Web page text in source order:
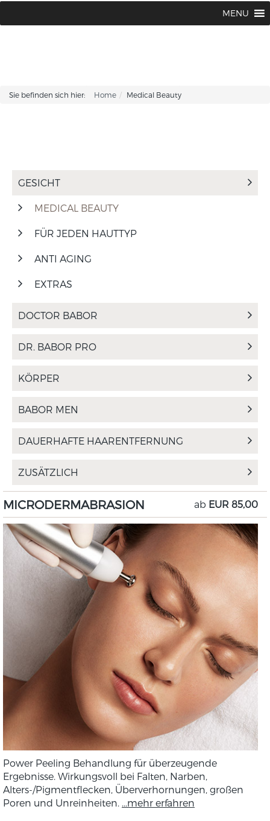
MENU
Sie befinden sich hier: Home Medical Beauty
GESICHT
MEDICAL BEAUTY
FÜR JEDEN HAUTTYP
ANTI AGING
EXTRAS
DOCTOR BABOR
DR. BABOR PRO
KÖRPER
BABOR MEN
DAUERHAFTE HAARENTFERNUNG
ZUSÄTZLICH
MICRODERMABRASION ab EUR 85,00
Power Peeling Behandlung für überzeugende
Ergebnisse. Wirkungsvoll bei Falten, Narben,
Alters-/Pigmentflecken, Überverhornungen, großen
Poren und Unreinheiten. ...mehr erfahren